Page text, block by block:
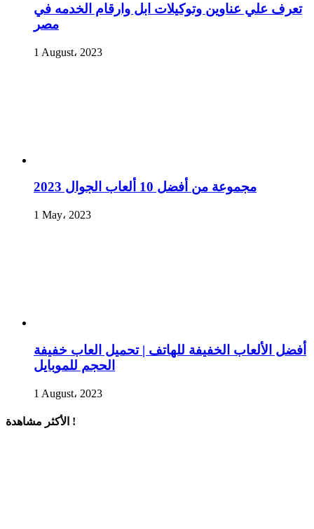
تعرف علي عناوين وتوكيلات ابل وارقام الخدمه في
مصر
1 August، 2023
مجموعة من أفضل 10 ألعاب الجوال 2023
1 May، 2023
أفضل الألعاب الخفيفة للهاتف | تحميل العاب خفيفة
الحجم للموبايل
1 August، 2023
الأكثر مشاهدة !